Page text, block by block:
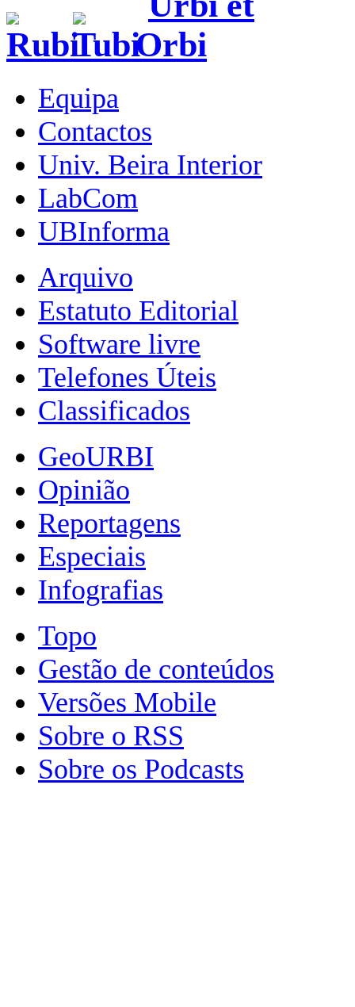
Equipa
Contactos
Univ. Beira Interior
LabCom
UBInforma
Arquivo
Estatuto Editorial
Software livre
Telefones Úteis
Classificados
GeoURBI
Opinião
Reportagens
Especiais
Infografias
Topo
Gestão de conteúdos
Versões Mobile
Sobre o RSS
Sobre os Podcasts